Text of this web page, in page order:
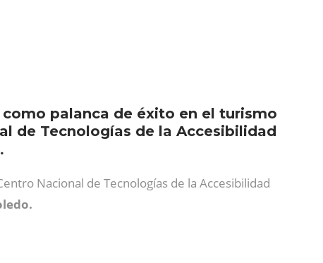
como palanca de éxito en el turismo
de Tecnologías de la Accesibilidad
Nacional de Tecnologías de la Accesibilidad